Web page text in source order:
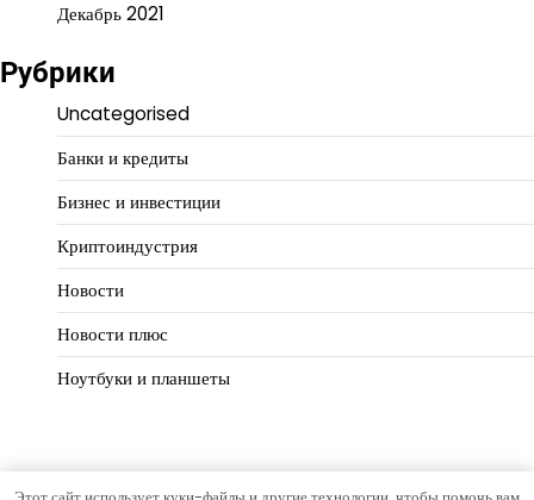
Декабрь 2021
Рубрики
Uncategorised
Банки и кредиты
Бизнес и инвестиции
Криптоиндустрия
Новости
Новости плюс
Ноутбуки и планшеты